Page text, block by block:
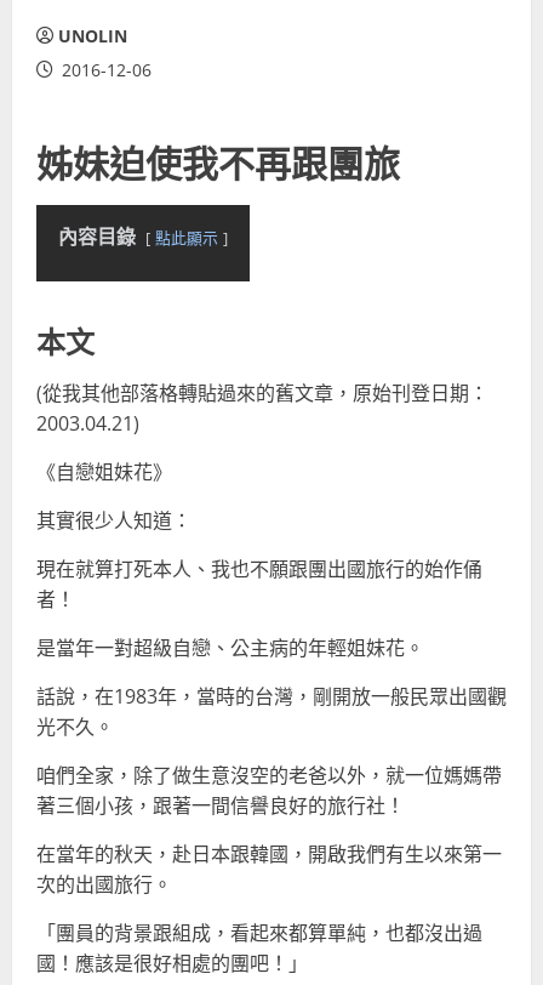
UNOLIN
2016-12-06
姊妹迫使我不再跟團旅
內容目錄 點此顯示
本文
(從我其他部落格轉貼過來的舊文章，原始刊登日期：
2003.04.21)
《自戀姐妹花》
其實很少人知道：
現在就算打死本人、我也不願跟團出國旅行的始作俑
者！
是當年一對超級自戀、公主病的年輕姐妹花。
話說，在1983年，當時的台灣，剛開放一般民眾出國觀
光不久。
咱們全家，除了做生意沒空的老爸以外，就一位媽媽帶
著三個小孩，跟著一間信譽良好的旅行社！
在當年的秋天，赴日本跟韓國，開啟我們有生以來第一
次的出國旅行。
「團員的背景跟組成，看起來都算單純，也都沒出過
國！應該是很好相處的團吧！」